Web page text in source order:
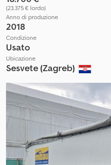
(23.375 € lordo)
Anno di produzione
2018
Condizione
Usato
Ubicazione
Sesvete (Zagreb)